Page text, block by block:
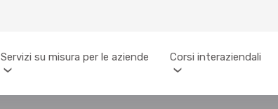
Servizi su misura per le aziende Corsi interaziendali